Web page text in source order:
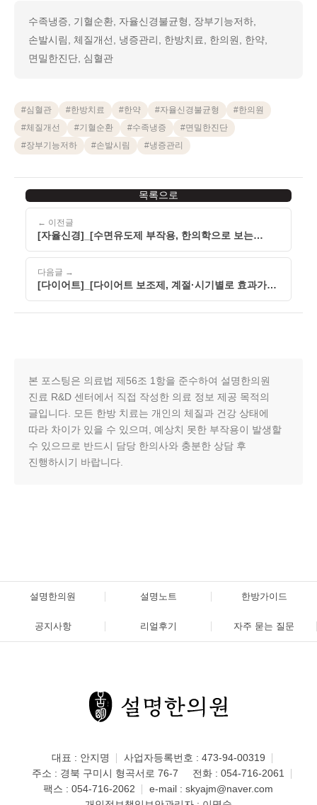
수족냉증, 기혈순환, 자율신경불균형, 장부기능저하,
손발시림, 체질개선, 냉증관리, 한방치료, 한의원, 한약,
면밀한진단, 심혈관
#심혈관 #한방치료 #한약 #자율신경불균형 #한의원
#체질개선 #기혈순환 #수족냉증 #면밀한진단
#장부기능저하 #손발시림 #냉증관리
← 이전글
[자율신경]_[수면유도제 부작용, 한의학으로 보는
기혈순환과 자율신경 불균형]_[260522]
목록으로
다음글 →
[다이어트]_[다이어트 보조제, 계절·시기별로 효과가
다를 수 있는 이유]_[260522]
본 포스팅은 의료법 제56조 1항을 준수하여 설명한의원
진료 R&D 센터에서 직접 작성한 의료 정보 제공 목적의
글입니다. 모든 한방 치료는 개인의 체질과 건강 상태에
따라 차이가 있을 수 있으며, 예상치 못한 부작용이 발생할
수 있으므로 반드시 담당 한의사와 충분한 상담 후
진행하시기 바랍니다.
설명한의원 설명노트 한방가이드
공지사항 리얼후기 자주 묻는 질문
대표 : 안지명
사업자등록번호 : 473-94-00319
주소 : 경북 구미시 형곡서로 76-7
전화 :054-716-2061
팩스 : 054-716-2062
e-mail :skyajm@naver.com